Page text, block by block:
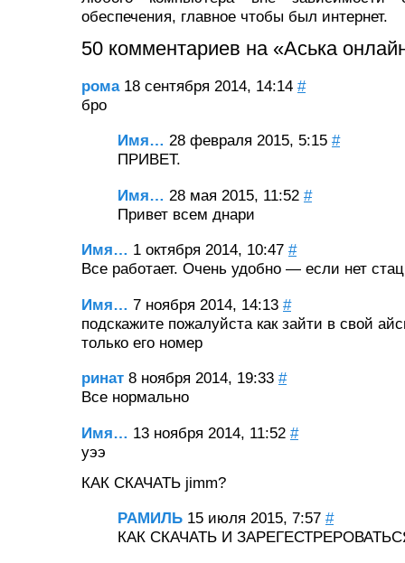
обеспечения, главное чтобы был интернет.
50 комментариев на «Аська
рома 18 сентября 2014, 14:14 #
бро
Имя… 28 февраля 2015, 5:15 #
ПРИВЕТ.
Имя… 28 мая 2015, 11:52 #
Привет всем днари
Имя… 1 октября 2014, 10:47 #
Все работает. Очень удобно — если нет
Имя… 7 ноября 2014, 14:13 #
подскажите пожалуйста как зайти в свой
только его номер
ринат 8 ноября 2014, 19:33 #
Все нормально
Имя… 13 ноября 2014, 11:52 #
уээ
КАК СКАЧАТЬ jimm?
РАМИЛЬ 15 июля 2015, 7:57 #
КАК СКАЧАТЬ И